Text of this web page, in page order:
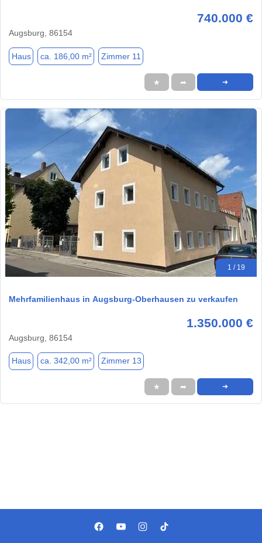
740.000 €
Augsburg, 86154
Haus ca. 186,00 m² Zimmer 11
★ ➦ ➜
1 / 19
Mehrfamilienhaus in Augsburg-Oberhausen zu verkaufen
1.350.000 €
Augsburg, 86154
Haus ca. 342,00 m² Zimmer 13
★ ➦ ➜